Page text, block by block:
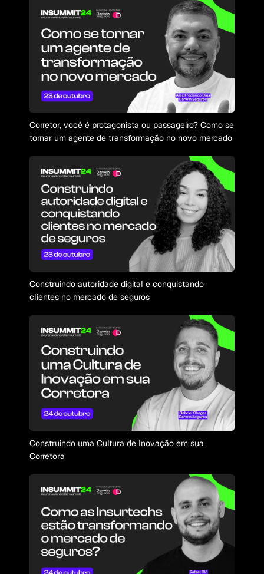
Corretor, você é protagonista ou passageiro? Como se
tornar um agente de transformação no novo mercado
Construindo autoridade digital e conquistando
clientes no mercado de seguros
Construindo uma Cultura de Inovação em sua
Corretora